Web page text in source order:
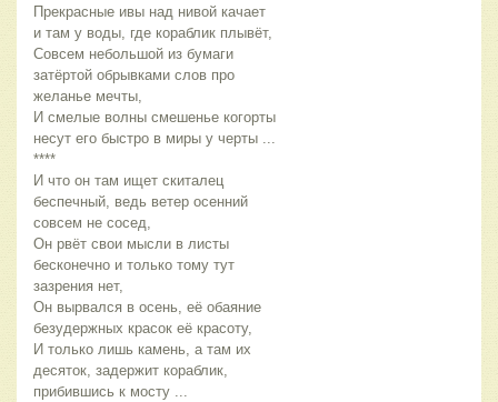
Прекрасные ивы над нивой качает
и там у воды, где кораблик плывёт,
Совсем небольшой из бумаги
затёртой обрывками слов про
желанье мечты,
И смелые волны смешенье когорты
несут его быстро в миры у черты ...
****
И что он там ищет скиталец
беспечный, ведь ветер осенний
совсем не сосед,
Он рвёт свои мысли в листы
бесконечно и только тому тут
зазрения нет,
Он вырвался в осень, её обаяние
безудержных красок её красоту,
И только лишь камень, а там их
десяток, задержит кораблик,
прибившись к мосту ...